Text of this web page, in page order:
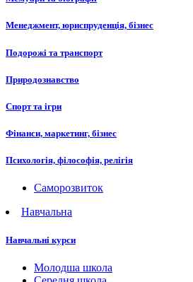
Менеджмент, юриспруденція, бізнес
Подорожі та транспорт
Природознавство
Спорт та ігри
Фінанси, маркетинг, бізнес
Психологія, філософія, релігія
Саморозвиток
Навчальна
Навчальні курси
Молодша школа